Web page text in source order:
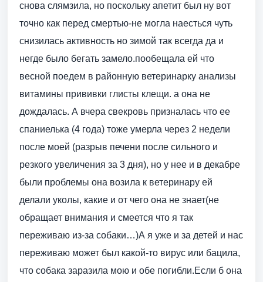
снова слямзила, но поскольку апетит был ну вот
точно как перед смертью-не могла наесться чуть
снизилась активность но зимой так всегда да и
негде было бегать замело.пообещала ей что
весной поедем в районную ветеринарку анализы
витамины прививки глисты клещи. а она не
дождалась. А вчера свекровь призналась что ее
спаниелька (4 года) тоже умерла через 2 недели
после моей (разрыв печени после сильного и
резкого увеличения за 3 дня), но у нее и в декабре
были проблемы она возила к ветеринару ей
делали уколы, какие и от чего она не знает(не
обращает внимания и смеется что я так
переживаю из-за собаки…)А я уже и за детей и нас
переживаю может был какой-то вирус или бацила,
что собака заразила мою и обе погибли.Если б она